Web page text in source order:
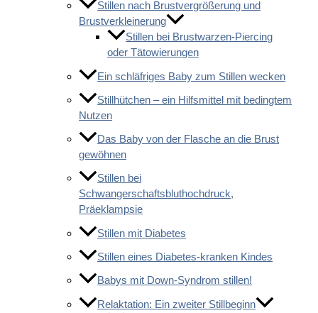
Stillen nach Brustvergrößerung und
Brustverkleinerung
Stillen bei Brustwarzen-Piercing
oder Tätowierungen
Ein schläfriges Baby zum Stillen wecken
Stillhütchen – ein Hilfsmittel mit bedingtem
Nutzen
Das Baby von der Flasche an die Brust
gewöhnen
Stillen bei
Schwangerschaftsbluthochdruck,
Präeklampsie
Stillen mit Diabetes
Stillen eines Diabetes-kranken Kindes
Babys mit Down-Syndrom stillen!
Relaktation: Ein zweiter Stillbeginn